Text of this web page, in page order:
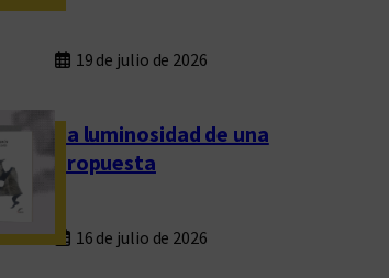
19 de julio de 2026
La luminosidad de una
propuesta
16 de julio de 2026